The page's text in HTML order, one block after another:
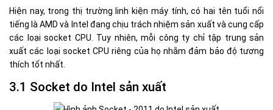
Hiện nay, trong thị trường linh kiện máy tính, có hai tên tuổi nổi
tiếng là AMD và Intel đang chịu trách nhiệm sản xuất và cung cấp
các loại socket CPU. Tuy nhiên, mỗi công ty chỉ tập trung sản
xuất các loại socket CPU riêng của họ nhằm đảm bảo độ tương
thích tốt nhất.
3.1 Socket do Intel sản xuất